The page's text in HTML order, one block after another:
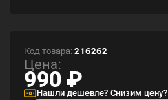
Код товара: 216262
Цена:
990 ₽
Нашли дешевле? Снизим цену?